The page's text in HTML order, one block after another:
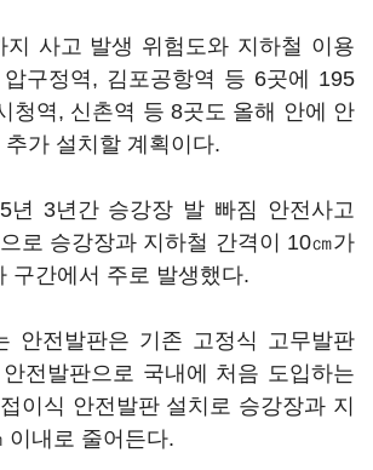
지 사고 발생 위험도와 지하철 이용
구정역, 김포공항역 등 6곳에 195
청역, 신촌역 등 8곳도 올해 안에 안
가 설치할 계획이다.
년 3년간 승강장 발 빠짐 안전사고
로 승강장과 지하철 간격이 10㎝가
구간에서 주로 발생했다.
안전발판은 기존 고정식 고무발판
전발판으로 국내에 처음 도입하는
이식 안전발판 설치로 승강장과 지
이내로 줄어든다.